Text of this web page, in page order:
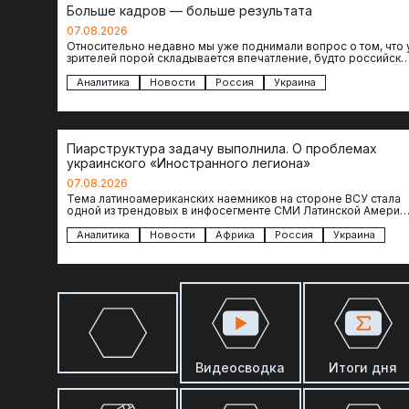
Больше кадров — больше результата
07.08.2026
Относительно недавно мы уже поднимали вопрос о том, что
зрителей порой складывается впечатление, будто российские
Аналитика Новости Россия Украина
Пиарструктура задачу выполнила. О проблемах
украинского «Иностранного легиона»
07.08.2026
Тема латиноамериканских наемников на стороне ВСУ стала
одной из трендовых в инфосегменте СМИ Латинской Америки.
Аналитика Новости Африка Россия Украина
Видеосводка Итоги дня